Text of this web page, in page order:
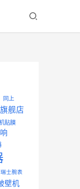
同上
舰店
贴膜
瑞士腕表
壁机